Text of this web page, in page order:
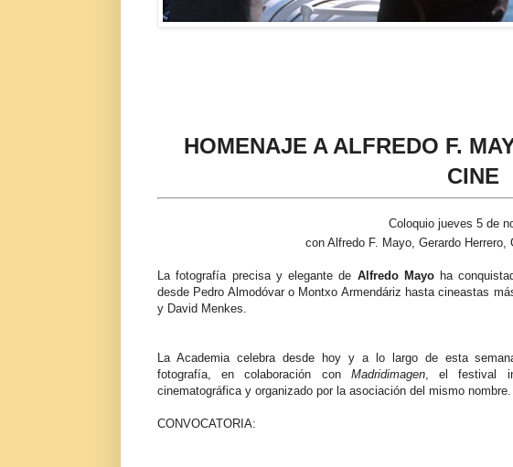
HOMENAJE A ALFREDO F.
CINE
Coloquio jueves 5 de
con Alfredo F. Mayo, Gerardo
La fotografía precisa y elegante de Alfredo Mayoha
desde Pedro Almodóvar o Montxo Armendáriz hasta cineastas
y David Menkes.
La Academia celebra desde hoy y a lo largo de esta
fotografía, en colaboración con Madridimagen, el festival
cinematográfica y organizado por la asociación del mismo nombre.
CONVOCATORIA: